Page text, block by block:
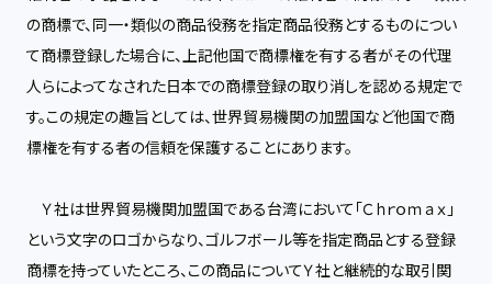
の商標で、同一・類似の商品役務を指定商品役務とするものについ
て商標登録した場合に、上記他国で商標権を有する者がその代理
人らによってなされた日本での商標登録の取り消しを認める規定で
す。この規定の趣旨としては、世界貿易機関の加盟国など他国で商
標権を有する者の信頼を保護することにあります。
Ｙ社は世界貿易機関加盟国である台湾において「Ｃｈｒｏｍａｘ」
という文字のロゴからなり、ゴルフボール等を指定商品とする登録
商標を持っていたところ、この商品についてＹ社と継続的な取引関